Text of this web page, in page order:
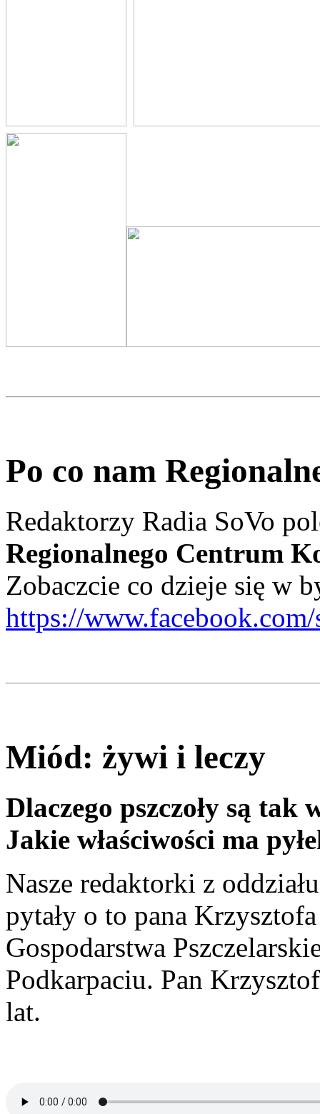
Po co nam
Redaktorzy Radia SoVo
Regionalnego Centrum
Zobaczcie co dzieje się w
https://
Miód: żywi i leczy
Dlaczego pszczoły są tak
Jakie właściwości ma
Nasze redaktorki z
pytały o to pana Krzysztofa
Gospodarstwa
Podkarpaciu. Pan
lat.